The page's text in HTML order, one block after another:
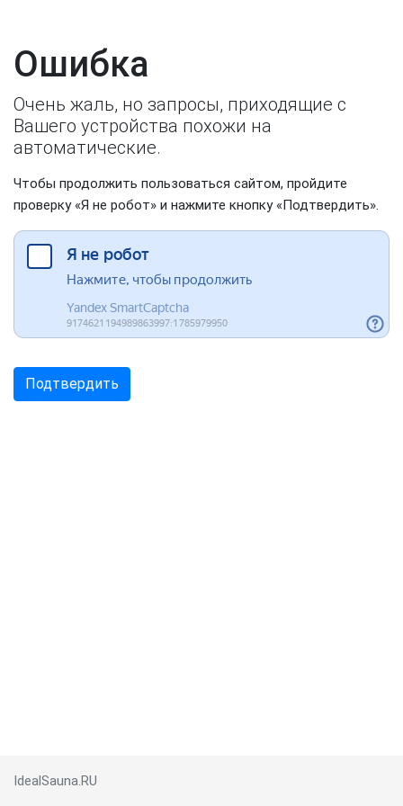
Ошибка
Очень жаль, но запросы, приходящие с
Вашего устройства похожи на
автоматические.
Чтобы продолжить пользоваться сайтом, пройдите
проверку «Я не робот» и нажмите кнопку «Подтвердить».
IdealSauna.RU